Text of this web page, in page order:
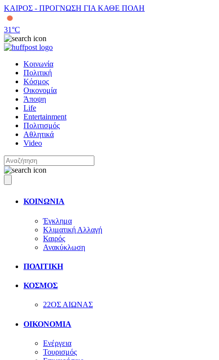
ΚΑΙΡΟΣ - ΠΡΟΓΝΩΣΗ ΓΙΑ ΚΑΘΕ ΠΟΛΗ
31°C
Κοινωνία
Πολιτική
Κόσμος
Οικονομία
Άποψη
Life
Entertainment
Πολιτισμός
Αθλητικά
Video
ΚΟΙΝΩΝΙΑ
Έγκλημα
Κλιματική Αλλαγή
Καιρός
Ανακύκλωση
ΠΟΛΙΤΙΚΗ
ΚΟΣΜΟΣ
22ΟΣ ΑΙΩΝΑΣ
ΟΙΚΟΝΟΜΙΑ
Ενέργεια
Τουρισμός